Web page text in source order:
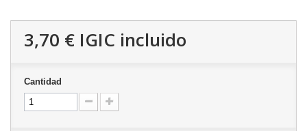
3,70 € IGIC incluido
Cantidad